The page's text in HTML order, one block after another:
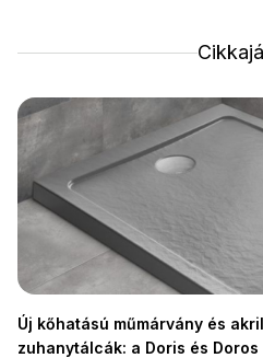
Új kőhatású műmárvány és akril
zuhanytálcák: a Doris és Doros